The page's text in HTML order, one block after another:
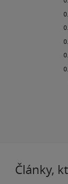
Články,